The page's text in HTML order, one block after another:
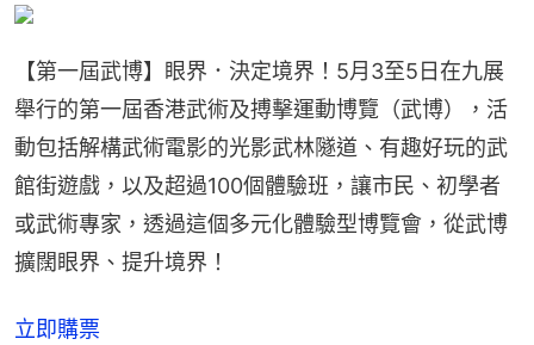
【第一屆武博】眼界．決定境界！5月3至5日在九展
舉行的第一屆香港武術及搏擊運動博覽（武博），活
動包括解構武術電影的光影武林隧道、有趣好玩的武
館街遊戲，以及超過100個體驗班，讓市民、初學者
或武術專家，透過這個多元化體驗型博覽會，從武博
擴闊眼界、提升境界！
立即購票